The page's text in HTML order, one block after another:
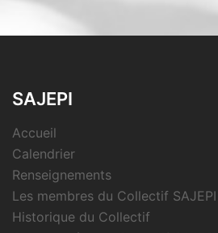
SAJEPI
Accueil
Calendrier
Renseignements
Les membres du Collectif SAJEPI
Historique du Collectif